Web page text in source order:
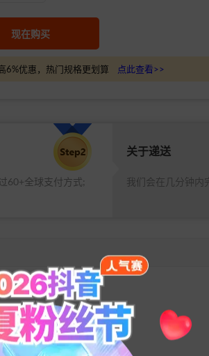
现在购买
6%优惠，热门规格更划算 点此查看>>
60+全球支付方式;
关于递送
我们会在几分钟内